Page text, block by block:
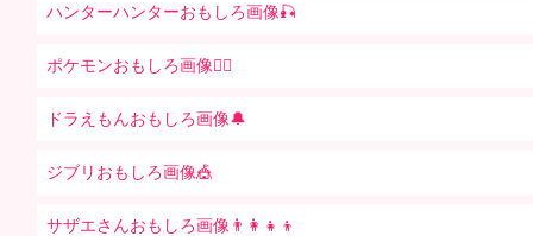
ハンターハンターおもしろ画像🎣
ポケモンおもしろ画像🤹‍♂️
ドラえもんおもしろ画像🔔
ジブリおもしろ画像🎪
サザエさんおもしろ画像👨‍👩‍👧‍👦